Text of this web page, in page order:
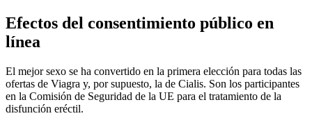
Efectos del consentimiento público en
línea
El mejor sexo se ha convertido en la primera elección para todas las
ofertas de Viagra y, por supuesto, la de Cialis. Son los participantes
en la Comisión de Seguridad de la UE para el tratamiento de la
disfunción eréctil.